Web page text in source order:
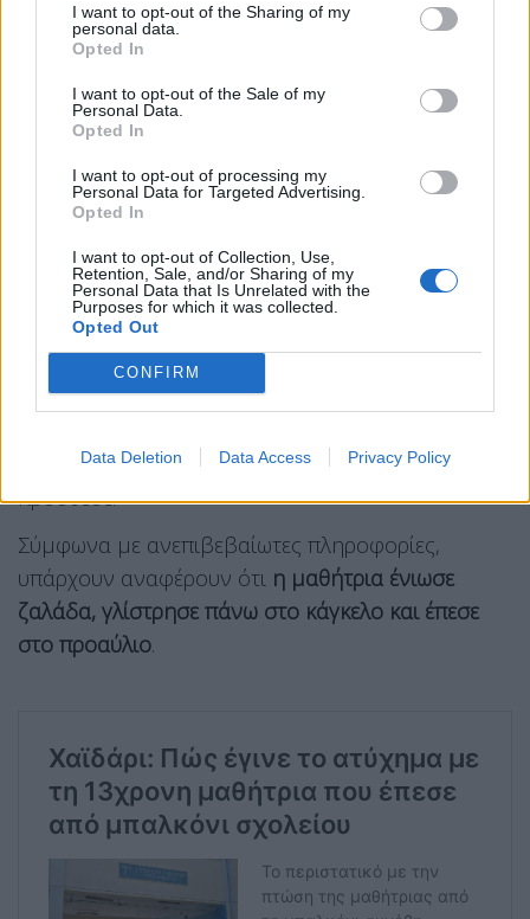
I want to opt-out of the Sharing of my
personal data.
Opted In
I want to opt-out of the Sale of my
Personal Data.
Opted In
I want to opt-out of processing my
Personal Data for Targeted Advertising.
Opted In
I want to opt-out of Collection, Use,
Retention, Sale, and/or Sharing of my
Personal Data that Is Unrelated with the
Purposes for which it was collected.
Opted Out
CONFIRM
Data Deletion Data Access Privacy Policy
μαθητή να μην κάθεται εκεί και έφυγε.
Δεν
πρόλαβε κάποιος να της πει να φύγει και σε
κλάσματα δευτερολέπτου γλίστρησε προς τα
» είπε στο Mega.
βγήκαμε έξω να δούμε τι έγινε, κάποια παιδιά
έτρεξαν στο γραφείο και μας είπαν ότι η μαθήτρια
έπεσε από τα κάγκελα.
προσπαθούσαμε να της μιλήσουμε αλλά δεν
ανταποκρινόταν. Στο συγκεκριμένο σημείο κάθε
συστάσεις να μην κάθονται στα κάγκελα»
πρόσθεσε.
Σύμφωνα με ανεπιβεβαίωτες πληροφορίες,
υπάρχουν αναφέρουν ότι η μαθήτρια ένιωσε
ζαλάδα, γλίστρησε πάνω στο κάγκελο και έπεσε
στο προαύλιο.